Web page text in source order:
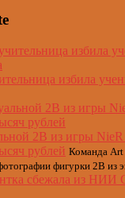
избила
2B из игры
рублей Команда
фигурки 2B из